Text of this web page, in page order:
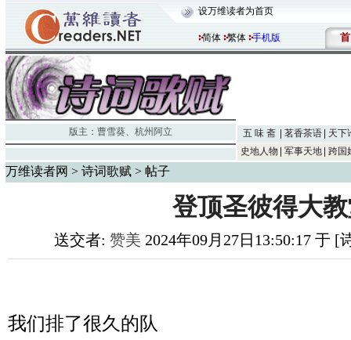
设万维读者为首页
简体 繁体 手机版 首
版主： 曹雪葵、 杭州阿立 五 味 斋 茗香茶语
天下
史地人物
军事天地 跨国
万维读者网 > 诗词歌赋 > 帖子
登顶圣彼得大
送交者: 赞美 2024年09月27日13:50:17 于
我们排了很久的队